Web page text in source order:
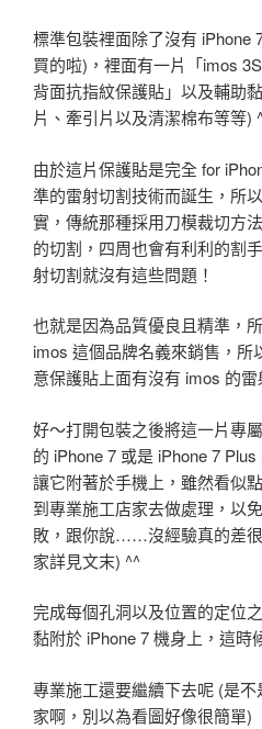
標準包裝裡面除了沒有 iPhone
買的啦)，裡面有一片「imos
背面抗指紋保護貼」以及輔助
片、牽引片以及清潔棉布等等)
由於這片保護貼是完全 for
準的雷射切割技術而誕生，所
實，傳統那種採用刀模裁切方
的切割，四周也會有利利的割
射切割就沒有這些問題！
也就是因為品質優良且精準，
imos 這個品牌名義來銷售，所
意保護貼上面有沒有 imos 的
好～打開包裝之後將這一片專
的 iPhone 7 或是 iPhone 7
讓它附著於手機上，雖然看似
到專業施工店家去做處理，以
敗，跟你說……沒經驗真的差
家詳見文末) ^^
完成每個孔洞以及位置的定位
黏附於 iPhone 7 機身上，這時
專業施工還要繼續下去呢 (是
家啊，別以為看圖好像很簡單)